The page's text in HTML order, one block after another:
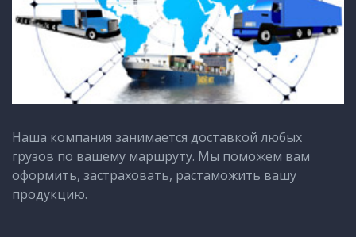
Наша компания занимается доставкой любых
грузов по вашему маршруту. Мы поможем вам
оформить, застраховать, растаможить вашу
продукцию.